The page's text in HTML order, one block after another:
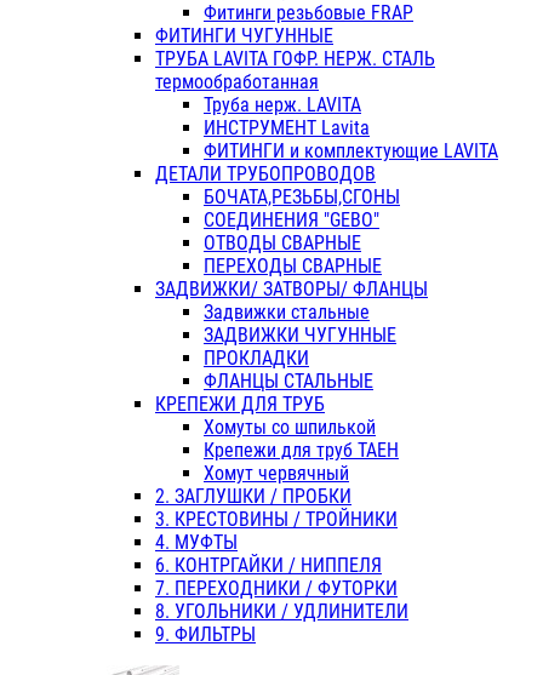
Фитинги резьбовые FRAP
ФИТИНГИ ЧУГУННЫЕ
ТРУБА LAVITA ГОФР. НЕРЖ. СТАЛЬ
термообработанная
Труба нерж. LAVITA
ИНСТРУМЕНТ Lavita
ФИТИНГИ и комплектующие LAVITA
ДЕТАЛИ ТРУБОПРОВОДОВ
БОЧАТА,РЕЗЬБЫ,СГОНЫ
СОЕДИНЕНИЯ "GEBO"
ОТВОДЫ СВАРНЫЕ
ПЕРЕХОДЫ СВАРНЫЕ
ЗАДВИЖКИ/ ЗАТВОРЫ/ ФЛАНЦЫ
Задвижки стальные
ЗАДВИЖКИ ЧУГУННЫЕ
ПРОКЛАДКИ
ФЛАНЦЫ СТАЛЬНЫЕ
КРЕПЕЖИ ДЛЯ ТРУБ
Хомуты со шпилькой
Крепежи для труб ТАЕН
Хомут червячный
2. ЗАГЛУШКИ / ПРОБКИ
3. КРЕСТОВИНЫ / ТРОЙНИКИ
4. МУФТЫ
6. КОНТРГАЙКИ / НИППЕЛЯ
7. ПЕРЕХОДНИКИ / ФУТОРКИ
8. УГОЛЬНИКИ / УДЛИНИТЕЛИ
9. ФИЛЬТРЫ